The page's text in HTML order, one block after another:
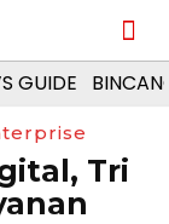
GUIDE
Tri